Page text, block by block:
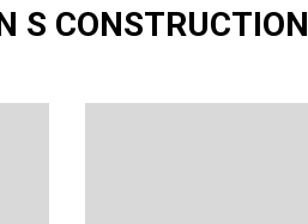
S CONSTRUCTION